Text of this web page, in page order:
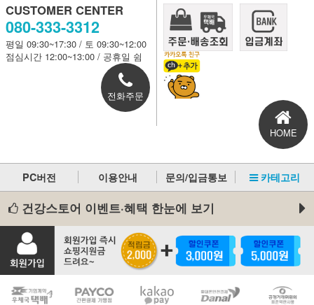
CUSTOMER CENTER
080-333-3312
평일 09:30~17:30 / 토 09:30~12:00
점심시간 12:00~13:00 / 공휴일 쉼
전화주문
HOME
PC버전 이용안내 문의/입금통보 카테고리
건강스토어 이벤트·혜택 한눈에 보기